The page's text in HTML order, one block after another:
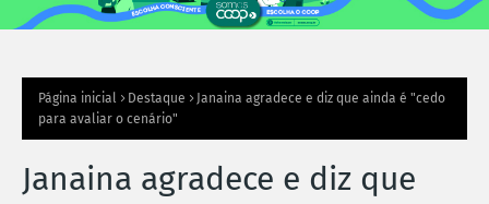
Página inicial Destaque
Janaina agradece e diz que ainda é "cedo
para avaliar o cenário"
Janaina agradece e diz que